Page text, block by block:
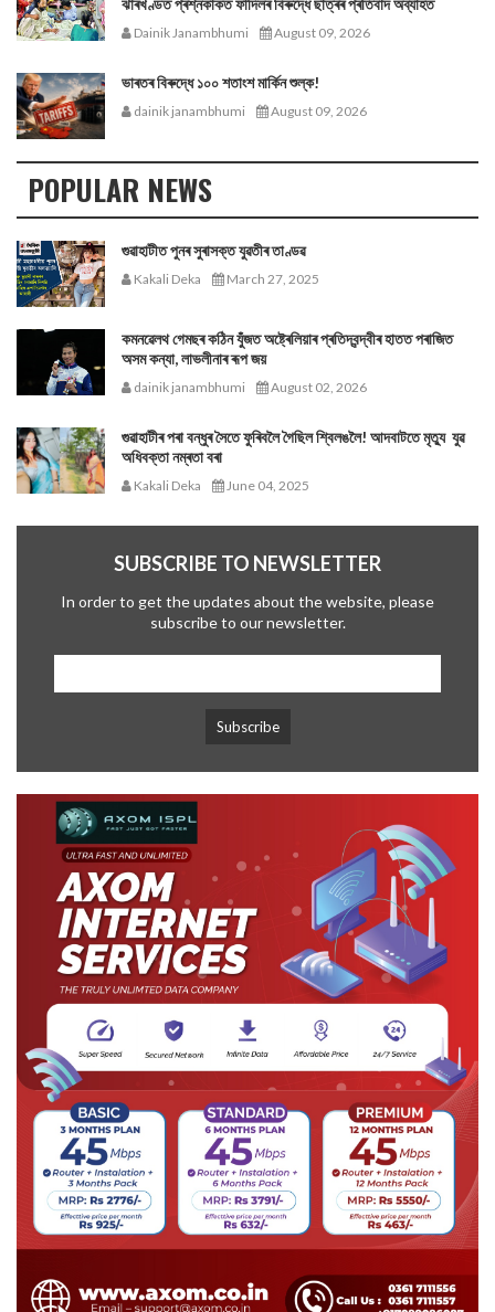
ঝাৰখণ্ডত প্ৰশ্নকাকত ফাদিলৰ বিৰুদ্ধে ছাত্ৰৰ প্ৰতিবাদ অব্যাহত
Dainik Janambhumi August 09, 2026
ভাৰতৰ বিৰুদ্ধে ১০০ শতাংশ মার্কিন শুল্ক!
dainik janambhumi August 09, 2026
POPULAR NEWS
গুৱাহাটীত পুনৰ সুৰাসক্ত যুৱতীৰ তাণ্ডৱ
Kakali Deka March 27, 2025
কমনৱেলথ গেমছৰ কঠিন যুঁজত অষ্ট্ৰেলিয়াৰ প্ৰতিদ্বন্দ্বীৰ হাতত পৰাজিত
অসম কন্যা, লাভলীনাৰ ৰূপ জয়
dainik janambhumi August 02, 2026
গুৱাহাটীৰ পৰা বন্ধুৰ সৈতে ফুৰিবলৈ গৈছিল শ্বিলঙলৈ! আদবাটতে মৃত্যু যুৱ
অধিবক্তা নম্ৰতা বৰা
Kakali Deka June 04, 2025
SUBSCRIBE TO NEWSLETTER
In order to get the updates about the website, please
subscribe to our newsletter.